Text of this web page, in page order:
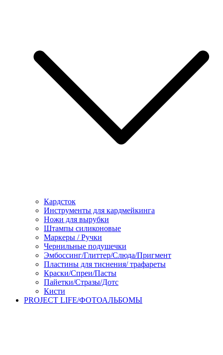
Кардсток
Инструменты для кардмейкинга
Ножи для вырубки
Штампы силиконовые
Маркеры / Ручки
Чернильные подушечки
Эмбоссинг/Глиттер/Слюда/Пригмент
Пластины для тиснения/ трафареты
Краски/Спреи/Пасты
Пайетки/Стразы/Дотс
Кисти
PROJECT LIFE/ФОТОАЛЬБОМЫ